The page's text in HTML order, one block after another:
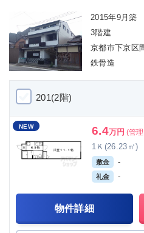
2015年9月築
3階建
京都市下京区
鉄骨造
201(2階)
NEW 6.4万円 (管
1Ｋ(26.23㎡)
敷金 -
礼金 -
物件詳細